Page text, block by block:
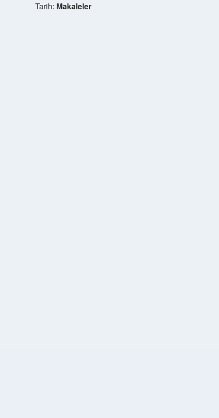
Tarih: Makaleler